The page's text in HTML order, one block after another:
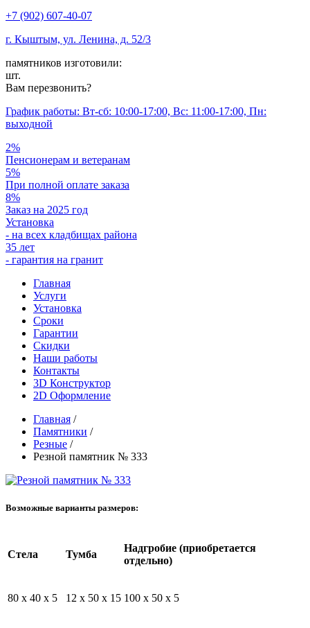
+7 (902) 607-40-07
г. Кыштым, ул. Ленина, д. 52/3
памятников изготовили:
шт.
Вам перезвонить?
График работы: Вт-сб: 10:00-17:00, Вс: 11:00-17:00, Пн:
выходной
2%
Пенсионерам и ветеранам
5%
При полной оплате заказа
8%
Заказ на 2025 год
Установка
- на всех кладбищах района
35 лет
- гарантия на гранит
Главная
Услуги
Установка
Сроки
Гарантии
Скидки
Наши работы
Контакты
3D Конструктор
2D Оформление
Главная /
Памятники /
Резные /
Резной памятник № 333
Возможные варианты размеров:
Стела Тумба
Надгробие (приобретается
отдельно)
80 x 40 x 5 12 x 50 x 15 100 x 50 x 5